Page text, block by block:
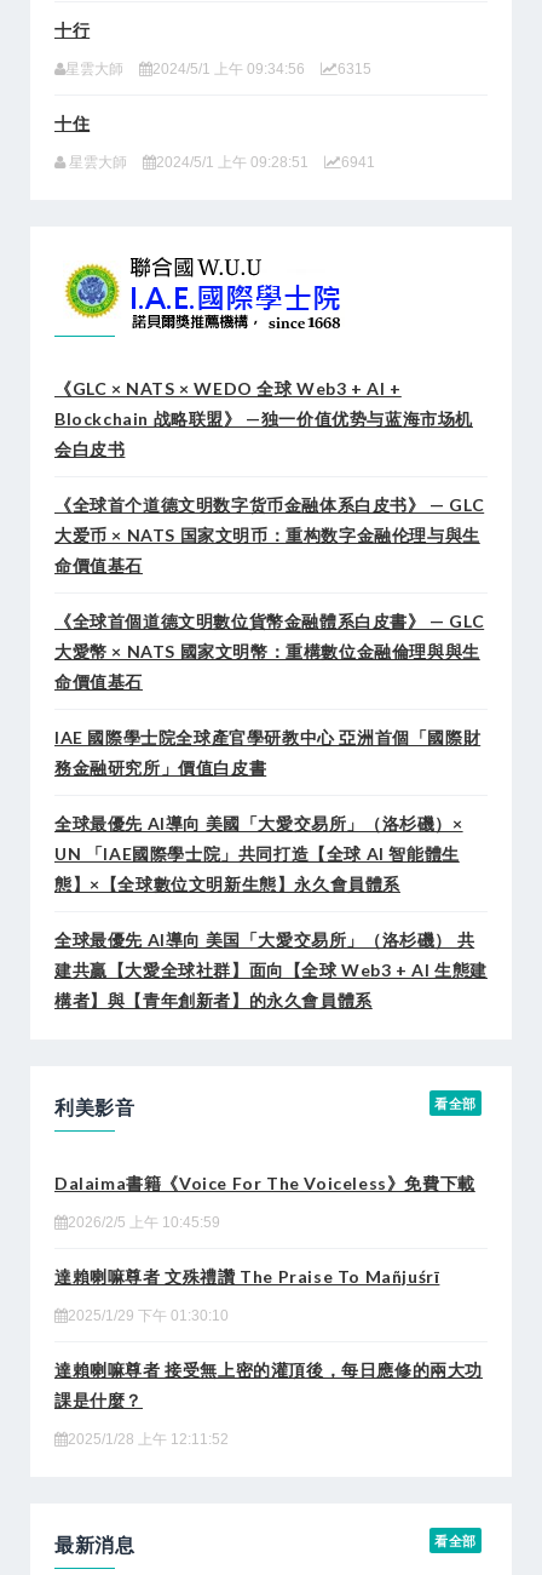
十行
星雲大師 2024/5/1 上午 09:34:56 6315
十住
星雲大師 2024/5/1 上午 09:28:51 6941
《GLC × NATS × WEDO 全球 Web3 + AI +
Blockchain 战略联盟》 —独一价值优势与蓝海市场机
会白皮书
《全球首个道德文明数字货币金融体系白皮书》 — GLC
大爱币 × NATS 国家文明币：重构数字金融伦理与與生
命價值基石
《全球首個道德文明數位貨幣金融體系白皮書》 — GLC
大愛幣 × NATS 國家文明幣：重構數位金融倫理與與生
命價值基石
IAE 國際學士院全球產官學研教中心 亞洲首個「國際財
務金融研究所」價值白皮書
全球最優先 AI導向 美國「大愛交易所」（洛杉磯）×
UN 「IAE國際學士院」共同打造【全球 AI 智能體生
態】×【全球數位文明新生態】永久會員體系
全球最優先 AI導向 美国「大愛交易所」（洛杉磯） 共
建共贏【大愛全球社群】面向【全球 Web3 + AI 生態建
構者】與【青年創新者】的永久會員體系
利美影音 看全部
Dalaima書籍《Voice For The Voiceless》免費下載
2026/2/5 上午 10:45:59
達賴喇嘛尊者 文殊禮讚 The Praise To Mañjuśrī
2025/1/29 下午 01:30:10
達賴喇嘛尊者 接受無上密的灌頂後，每日應修的兩大功
課是什麼？
2025/1/28 上午 12:11:52
最新消息 看全部